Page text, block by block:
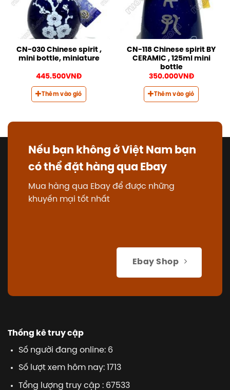
CN-030 Chinese spirit ,
mini bottle, miniature
445.500VNĐ
Thêm vào giỏ
CN-118 Chinese spirit BY
CERAMIC , 125ml mini
bottle
350.000VNĐ
Thêm vào giỏ
Nếu bạn không ở Việt Nam bạn
có thể đặt hàng qua Ebay
Mua hàng qua Ebay để được những
khuyến mại tốt nhất
Ebay Shop
Thống kê truy cập
Số người đang online: 6
Số lượt xem hôm nay: 1713
Tổng lượng truy cập : 67533